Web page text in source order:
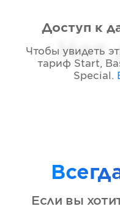
Нет
Доступ к
Чтобы увидеть
тариф Start,
Special .
Если вы